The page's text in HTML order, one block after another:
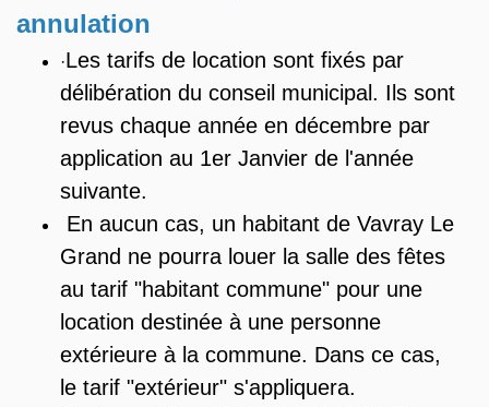
annulation
·Les tarifs de location sont fixés par
délibération du conseil municipal. Ils sont
revus chaque année en décembre par
application au 1er Janvier de l'année
suivante.
En aucun cas, un habitant de Vavray Le
Grand ne pourra louer la salle des fêtes
au tarif "habitant commune" pour une
location destinée à une personne
extérieure à la commune. Dans ce cas,
le tarif "extérieur" s'appliquera.